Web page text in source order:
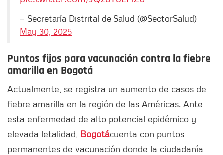
— Secretaría Distrital de Salud (@SectorSalud)
May 30, 2025
Puntos fijos para vacunación contra la fiebre
amarilla en Bogotá
Actualmente, se registra un aumento de casos de
fiebre amarilla en la región de las Américas. Ante
esta enfermedad de alto potencial epidémico y
elevada letalidad, Bogotácuenta con puntos
permanentes de vacunación donde la ciudadanía